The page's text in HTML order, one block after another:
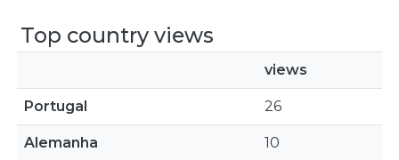
Top country views
views
Portugal 26
Alemanha 10